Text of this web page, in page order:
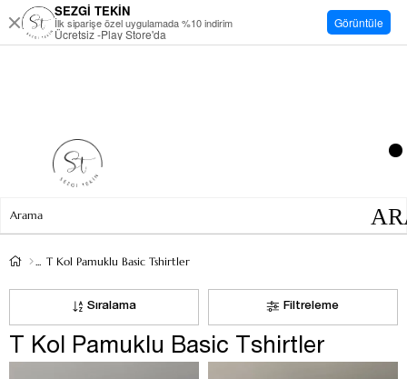
T Kol Pamuklu Basic Tshirtler
Filtreleme
Sıralama
T Kol Pamuklu Basic Tshirtler
SEZGİ TEKİN
İlk siparişe özel uygulamada %10 indirim
Ücretsiz -Play Store'da
Görüntüle